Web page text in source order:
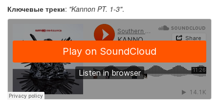
Ключевые треки: "Kannon PT. 1-3".